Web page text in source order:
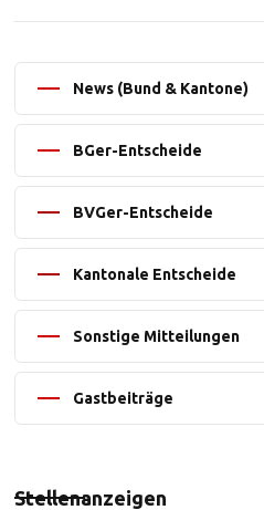
News (Bund & Kantone)
BGer-Entscheide
BVGer-Entscheide
Kantonale Entscheide
Sonstige Mitteilungen
Gastbeiträge
Stellenanzeigen